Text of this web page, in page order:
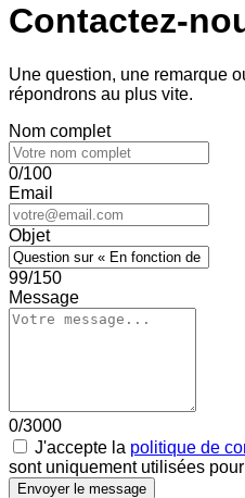
Contactez-
Une question, une remarque
répondrons au plus vite.
Nom complet
0/100
Email
Objet
99/150
Message
0/3000
J'accepte la politique de
sont uniquement utilisées
Envoyer le message